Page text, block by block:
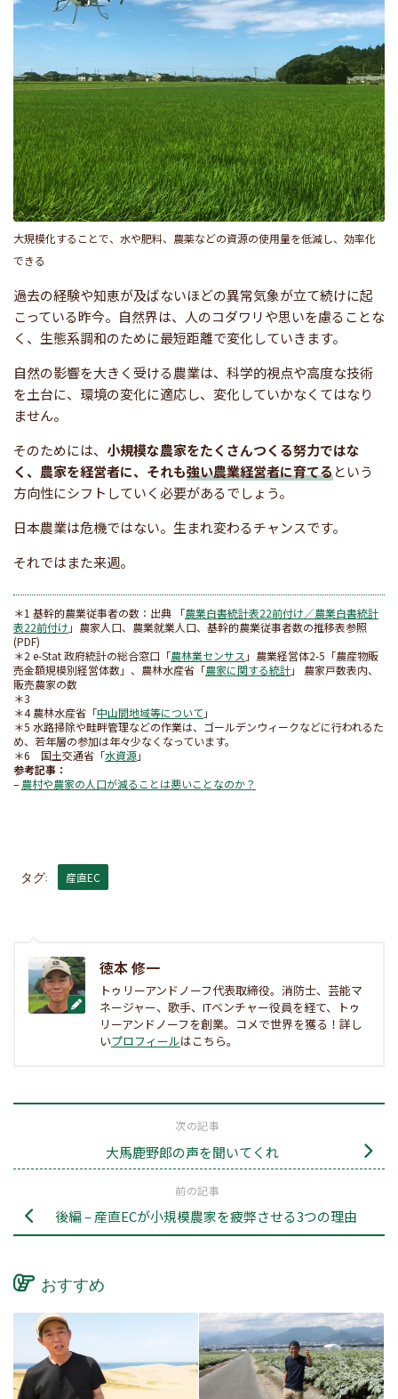
大規模化することで、水や肥料、農薬などの資源の使用量を低減し、効率化
できる
過去の経験や知恵が及ばないほどの異常気象が立て続けに起
こっている昨今。自然界は、人のコダワリや思いを慮ることな
く、生態系調和のために最短距離で変化していきます。
自然の影響を大きく受ける農業は、科学的視点や高度な技術
を土台に、環境の変化に適応し、変化していかなくてはなり
ません。
そのためには、 小規模な農家をたくさんつくる努力ではな
く、農家を経営者に、それも強い農業経営者に育てるという
方向性にシフトしていく必要があるでしょう。
日本農業は危機ではない。生まれ変わるチャンスです。
それではまた来週。
＊1 基幹的農業従事者の数：出典 「農業白書統計表22前付け／農業白書統計
表22前付け 」農家人口、農業就業人口、基幹的農業従事者数の推移表参照
(PDF)
＊2 e-Stat 政府統計の総合窓口「農林業センサス 」農業経営体2-5「農産物販
売金額規模別経営体数」、農林水産省「農家に関する統計」 農家戸数表内、
販売農家の数
＊3
＊4 農林水産省「中山間地域等について 」
＊5 水路掃除や畦畔管理などの作業は、ゴールデンウィークなどに行われるた
め、若年層の参加は年々少なくなっています。
＊6 国土交通省「水資源」
参考記事：
– 農村や農家の人口が減ることは悪いことなのか？
タグ: 産直EC
徳本 修一
トゥリーアンドノーフ代表取締役。消防士、芸能マ
ネージャー、歌手、ITベンチャー役員を経て、トゥ
リーアンドノーフを創業。コメで世界を獲る！詳し
いプロフィールはこちら。
次の記事
大馬鹿野郎の声を聞いてくれ
前の記事
後編 – 産直ECが小規模農家を疲弊させる3つの理由
おすすめ